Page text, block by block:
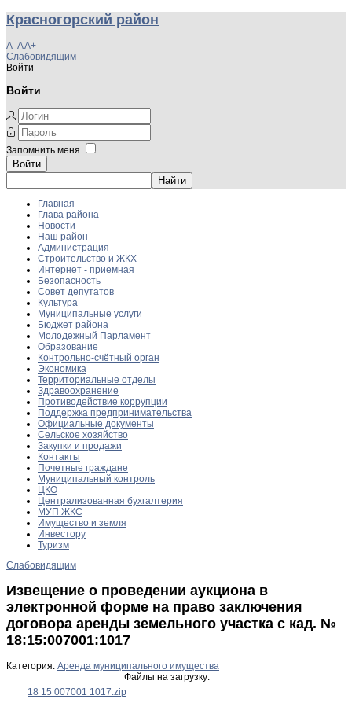
Красногорский район
A-AA+
Слабовидящим
Войти
Войти
Запомнить меня
Войти
Главная
Глава района
Новости
Наш район
Администрация
Строительство и ЖКХ
Интернет - приемная
Безопасность
Совет депутатов
Культура
Муниципальные услуги
Бюджет района
Молодежный Парламент
Образование
Контрольно-счётный орган
Экономика
Территориальные отделы
Здравоохранение
Противодействие коррупции
Поддержка предпринимательства
Официальные документы
Сельское хозяйство
Закупки и продажи
Контакты
Почетные граждане
Муниципальный контроль
ЦКО
Централизованная бухгалтерия
МУП ЖКС
Имущество и земля
Инвестору
Туризм
Слабовидящим
Извещение о проведении аукциона в
электронной форме на право заключения
договора аренды земельного участка с кад. №
18:15:007001:1017
Категория: Аренда муниципального имущества
Файлы на загрузку:
18 15 007001 1017.zip